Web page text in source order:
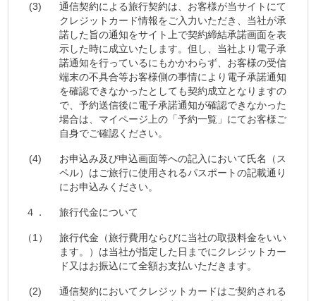
(3)
通信契約による旅行契約は、お客様が当サイトにて
クレジットカード情報をご入力いただき、当社が承
諾した旨の通知をサイト上で契約締結承諾画面を表
示した時に成立いたします。但し、当社より電子承
諾通知を行っているにもかかわらず、お客様の受信
端末の不具合等お客様側の事情により電子承諾通知
を確認できなかったとしても契約成立となりますの
で、予約送信後に電子承諾通知が確認できなかった
場合は、マイページ上の「予約一覧」にてお客様ご
自身でご確認ください。
(4)
お申込み及び申込画面等への記入において氏名（ス
ペル）はご旅行に使用されるパスポートの記載通り
にお申込みください。
４． 旅行代金について
（1）
旅行代金（旅行費用ならびに当社の取扱料金をいい
ます。）は当社が指定した日までにクレジットカー
ド又はお振込にて全額お支払いただきます。
(2)
通信契約においてクレジットカードはご契約される